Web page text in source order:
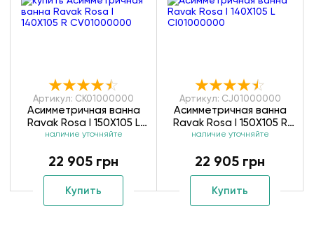
Артикул: CK01000000
Асимметричная ванна
Ravak Rosa I 150X105 L
CK01000000
наличие уточняйте
22 905 грн
Купить
Артикул: CJ01000000
Асимметричная ванна
Ravak Rosa I 150X105 R
CJ01000000
наличие уточняйте
22 905 грн
Купить